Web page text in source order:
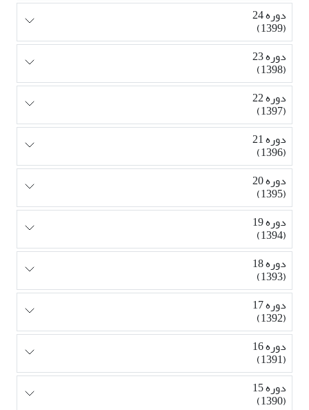
دوره 24
(1399)
دوره 23
(1398)
دوره 22
(1397)
دوره 21
(1396)
دوره 20
(1395)
دوره 19
(1394)
دوره 18
(1393)
دوره 17
(1392)
دوره 16
(1391)
دوره 15
(1390)